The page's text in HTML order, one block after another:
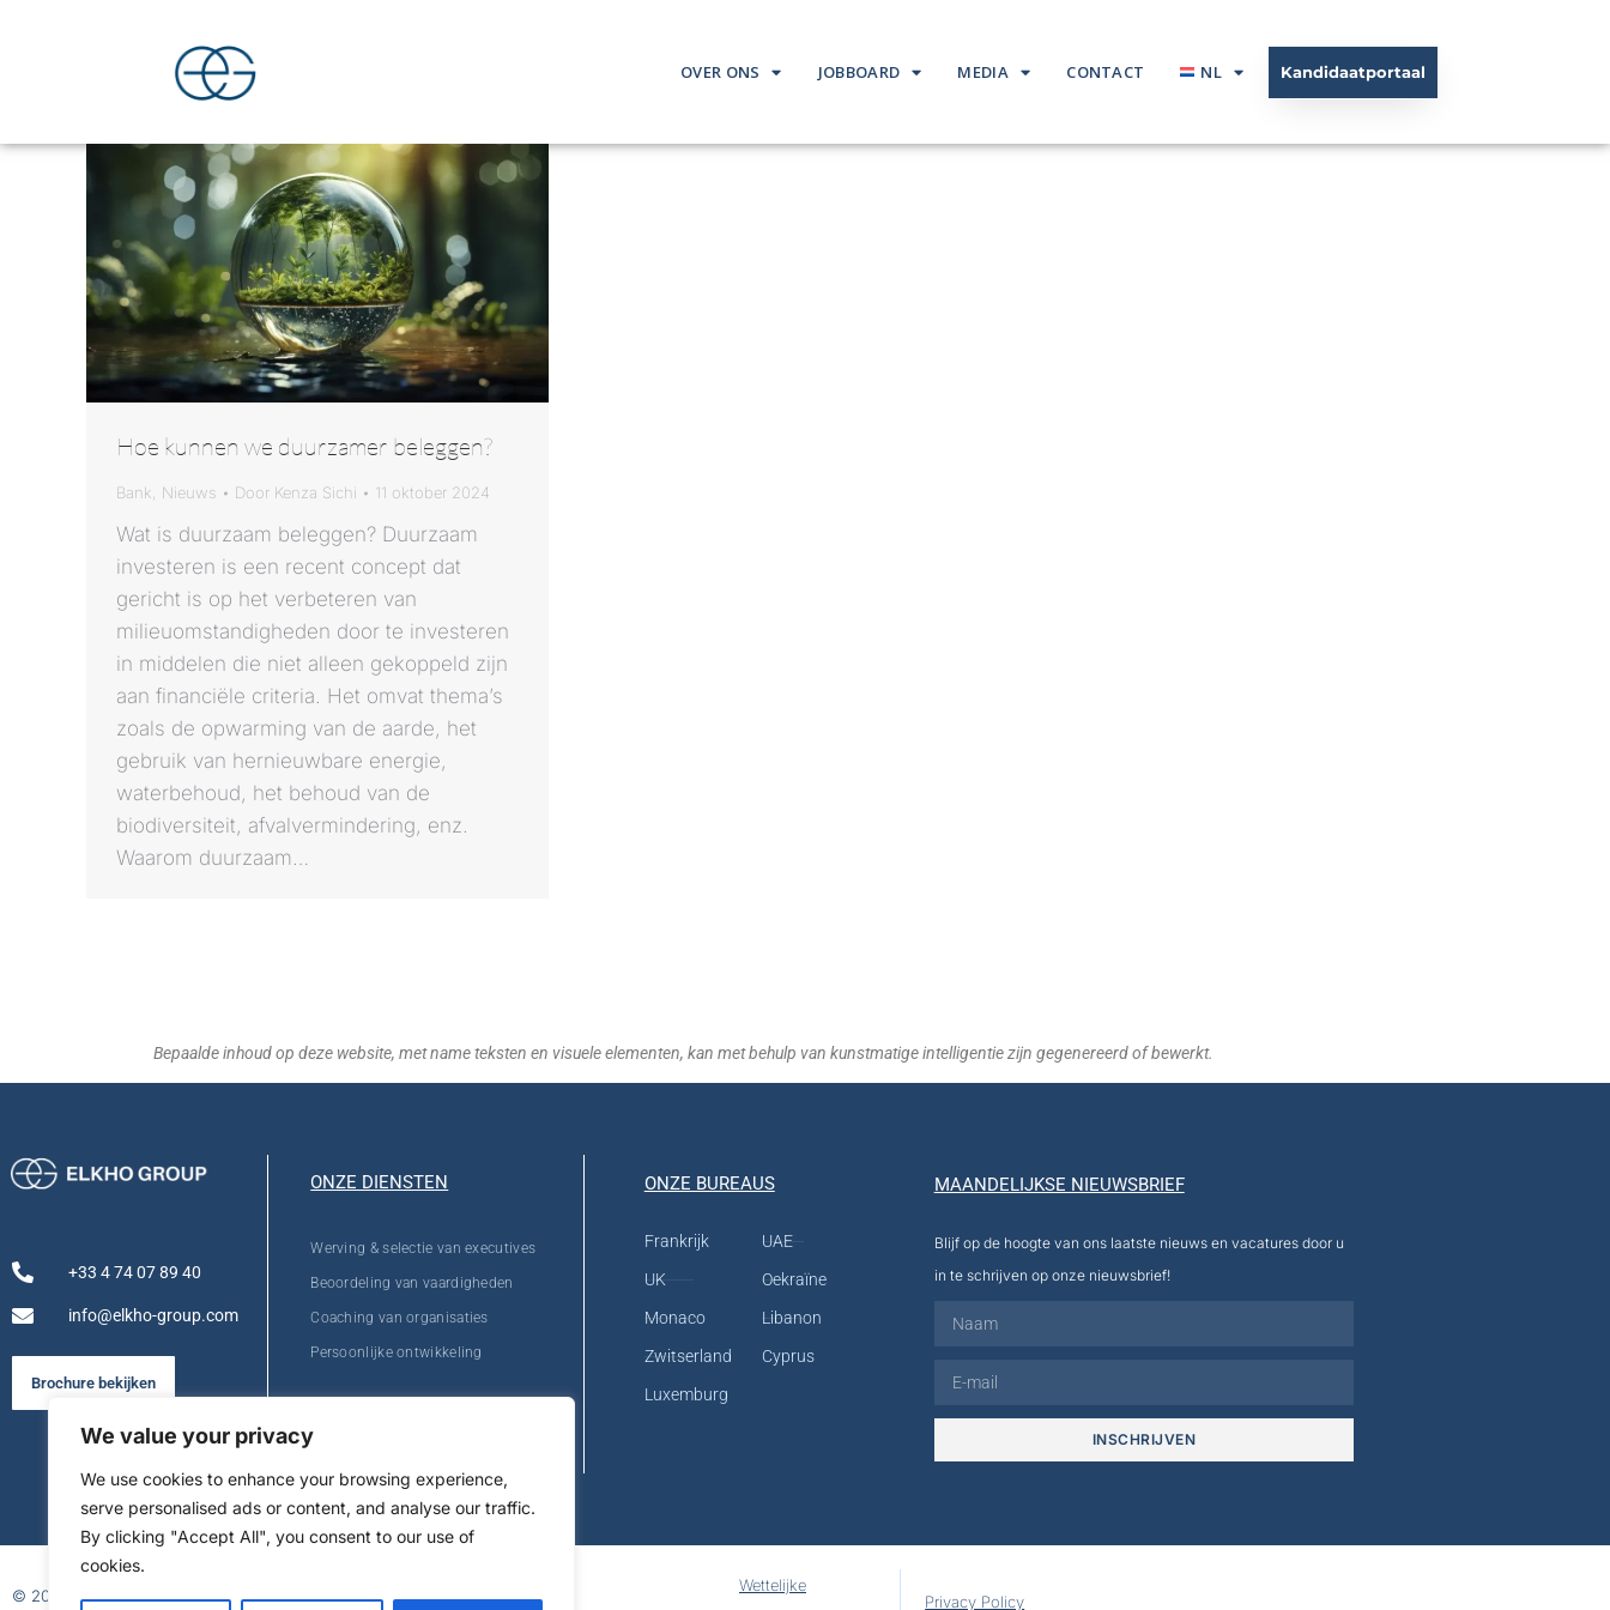
We value your privacy
We use cookies to enhance your browsing experience,
serve personalised ads or content, and analyse our traffic.
By clicking "Accept All", you consent to our use of
cookies.
OVER ONS JOBBOARD MEDIA CONTACT NL Kandidaatportaal
Hoe kunnen we duurzamer beleggen?
Bank Nieuws Door Kenza Sichi 11 oktober 2024
Wat is duurzaam beleggen? Duurzaam
investeren is een recent concept dat
gericht is op het verbeteren van
milieuomstandigheden door te investeren
in middelen die niet alleen gekoppeld zijn
aan financiële criteria. Het omvat thema’s
zoals de opwarming van de aarde, het
gebruik van hernieuwbare energie,
waterbehoud, het behoud van de
biodiversiteit, afvalvermindering, enz.
Waarom duurzaam…
Bepaalde inhoud op deze website, met name teksten en visuele elementen, kan met behulp van kunstmatige intelligentie zijn gegenereerd of bewerkt.
+33 4 74 07 89 40
info@elkho-group.com
Brochure bekijken
ONZE DIENSTEN
Werving & selectie van executives
Beoordeling van vaardigheden
Coaching van organisaties
Persoonlijke ontwikkeling
ONZE BUREAUS
Frankrijk
UK
Monaco
Zwitserland
Luxemburg
UAE
Oekraïne
Libanon
Cyprus
MAANDELIJKSE NIEUWSBRIEF
Blijf op de hoogte van ons laatste nieuws en vacatures door u
in te schrijven op onze nieuwsbrief!
INSCHRIJVEN
© 2026
Wettelijke
Privacy Policy